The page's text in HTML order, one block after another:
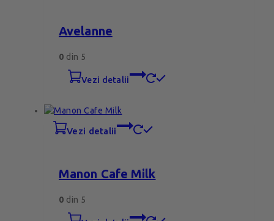
Avelanne
0 din 5
vezi detalii
vezi detalii
Manon Cafe Milk
0 din 5